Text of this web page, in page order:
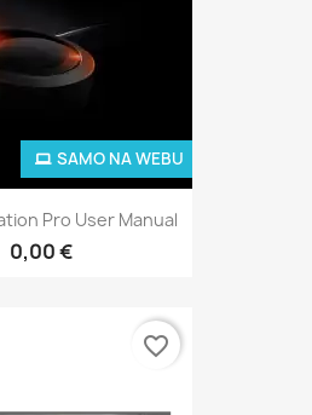
Pro User Manual
0,00 €
SAMO NA WEBU
favorite_border